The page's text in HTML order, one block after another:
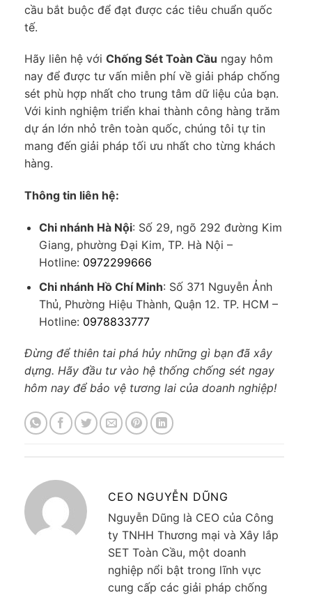
cầu bắt buộc để đạt được các tiêu chuẩn quốc
tế.
Hãy liên hệ với Chống Sét Toàn Cầu ngay hôm
nay để được tư vấn miễn phí về giải pháp chống
sét phù hợp nhất cho trung tâm dữ liệu của bạn.
Với kinh nghiệm triển khai thành công hàng trăm
dự án lớn nhỏ trên toàn quốc, chúng tôi tự tin
mang đến giải pháp tối ưu nhất cho từng khách
hàng.
Thông tin liên hệ:
Chi nhánh Hà Nội: Số 29, ngõ 292 đường Kim
Giang, phường Đại Kim, TP. Hà Nội –
Hotline: 0972299666
Chi nhánh Hồ Chí Minh: Số 371 Nguyễn Ảnh
Thủ, Phường Hiệu Thành, Quận 12. TP. HCM –
Hotline: 0978833777
Đừng để thiên tai phá hủy những gì bạn đã xây
dựng. Hãy đầu tư vào hệ thống chống sét ngay
hôm nay để bảo vệ tương lai của doanh nghiệp!
CEO NGUYỄN DŨNG
Nguyễn Dũng là CEO của Công
ty TNHH Thương mại và Xây lắp
SET Toàn Cầu, một doanh
nghiệp nổi bật trong lĩnh vực
cung cấp các giải pháp chống